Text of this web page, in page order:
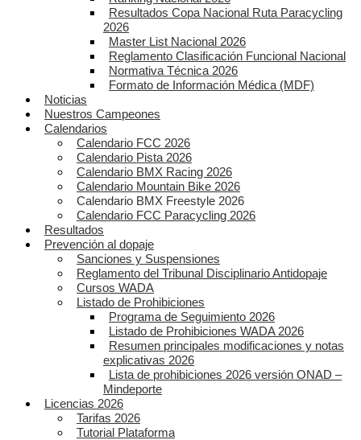
Resultados Copa Nacional Ruta Paracycling
2026
Master List Nacional 2026
Reglamento Clasificación Funcional Nacional
Normativa Técnica 2026
Formato de Información Médica (MDF)
Noticias
Nuestros Campeones
Calendarios
Calendario FCC 2026
Calendario Pista 2026
Calendario BMX Racing 2026
Calendario Mountain Bike 2026
Calendario BMX Freestyle 2026
Calendario FCC Paracycling 2026
Resultados
Prevención al dopaje
Sanciones y Suspensiones
Reglamento del Tribunal Disciplinario Antidopaje
Cursos WADA
Listado de Prohibiciones
Programa de Seguimiento 2026
Listado de Prohibiciones WADA 2026
Resumen principales modificaciones y notas
explicativas 2026
Lista de prohibiciones 2026 versión ONAD –
Mindeporte
Licencias 2026
Tarifas 2026
Tutorial Plataforma